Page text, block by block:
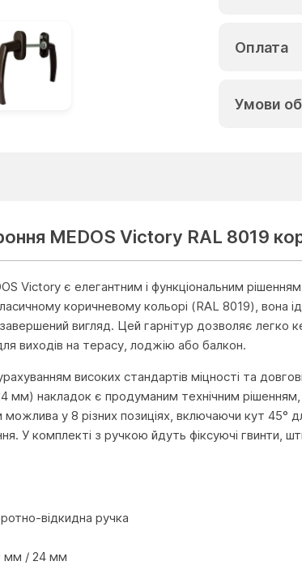
Оплата
Умови
MEDOS Victory RAL 8019
Victory є елегантним і функціональним
коричневому кольорі (RAL 8019), вона
вигляд. Цей гарнітур дозволяє легко
виходів на терасу, лоджію або балкон.
високих стандартів міцності та
мм) накладок є продуманим технічним
можлива у 8 різних позиціях, включаючи кут
У комплекті з ручкою йдуть фіксуючі гвинти,
відкидна ручка
мм / 24 мм